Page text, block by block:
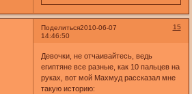
Поделиться 15
2010-06-07
14:46:50
Девочки, не отчаивайтесь, ведь
египтяне все разные, как 10 пальцев на
руках, вот мой Махмуд рассказал мне
такую историю: